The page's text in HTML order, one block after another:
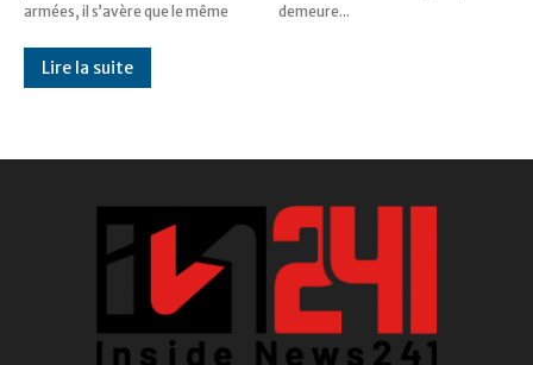
armées, il s’avère que le même
demeure...
Lire la suite